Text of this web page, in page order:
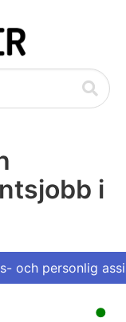
i
och personlig
●